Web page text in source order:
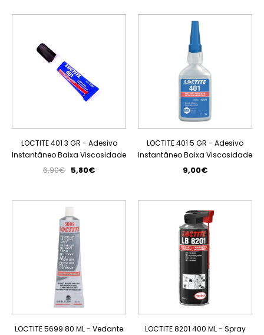
LOCTITE 401 3 GR - Adesivo
Instantâneo Baixa Viscosidade
6,90€ 5,80€
LOCTITE 401 5 GR - Adesivo
Instantâneo Baixa Viscosidade
9,00€
LOCTITE 5699 80 ML - Vedante
LOCTITE 8201 400 ML - Spray